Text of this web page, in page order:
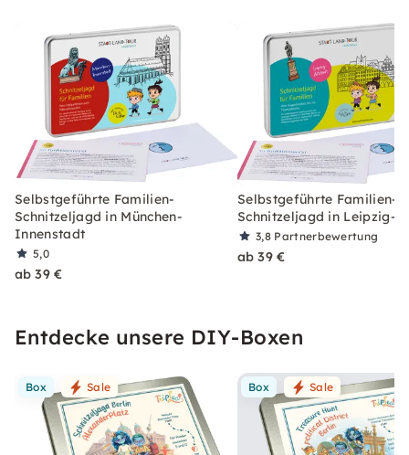
Selbstgeführte Familien-
Schnitzeljagd in München-
Innenstadt
5,0
ab 39 €
Selbstgeführte Familien-
Schnitzeljagd in Leipzig-
3,8 Partnerbewertung
ab 39 €
Entdecke unsere DIY-Boxen
Box Sale Box Sale